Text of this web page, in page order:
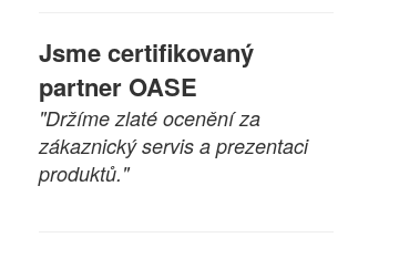
Jsme certifikovaný
partner OASE
"Držíme zlaté ocenění za
zákaznický servis a prezentaci
produktů."